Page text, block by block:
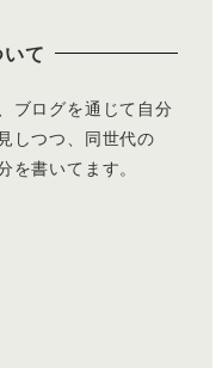
て
ブログを通じて自分
しつつ、同世代の
書いてます。